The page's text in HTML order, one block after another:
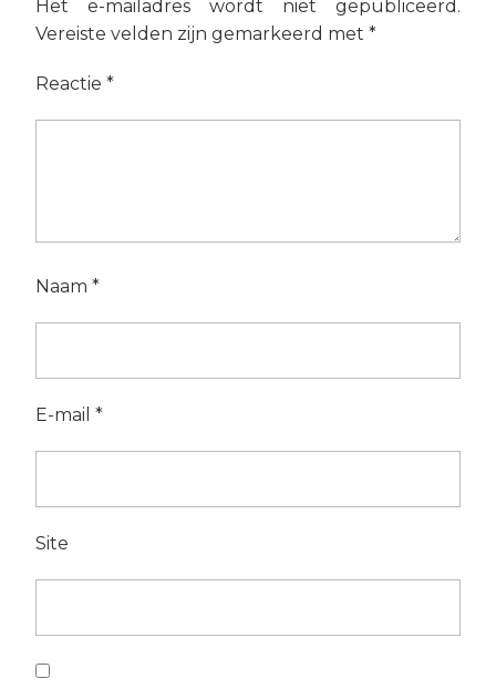
Het e-mailadres wordt niet gepubliceerd.
Vereiste velden zijn gemarkeerd met *
Reactie *
Naam *
E-mail *
Site